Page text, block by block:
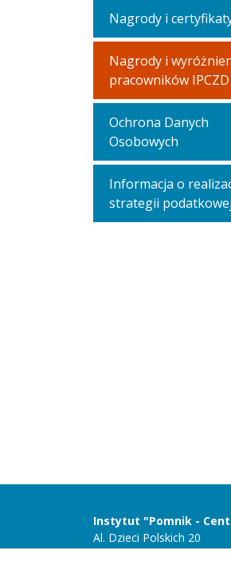
Nagrody i
Nagrody i
pracowników IPCZD
Ochrona Danych
Osobowych
Informacja o
strategii podatkowej
Instytut "Pomnik -
Al. Dzieci Polskich 20
04-730 Warszawa